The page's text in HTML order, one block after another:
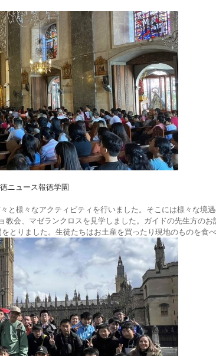
ニュース報徳学園
と様々なアクティビティを行いました。そこには様々な
会、マゼランクロスを見学しました。ガイドの先生方の
とりました。生徒たちはお土産を買ったり現地のものを食